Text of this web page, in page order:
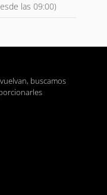
las 09:00)
buscamos